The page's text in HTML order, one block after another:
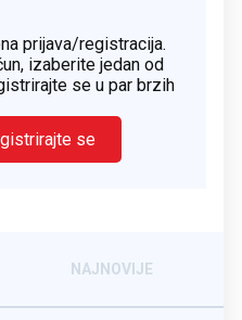
prijava/registracija.
izaberite jedan od
se u par brzih
se
NAJNOVIJE